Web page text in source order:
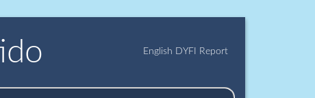
English DYFI Report